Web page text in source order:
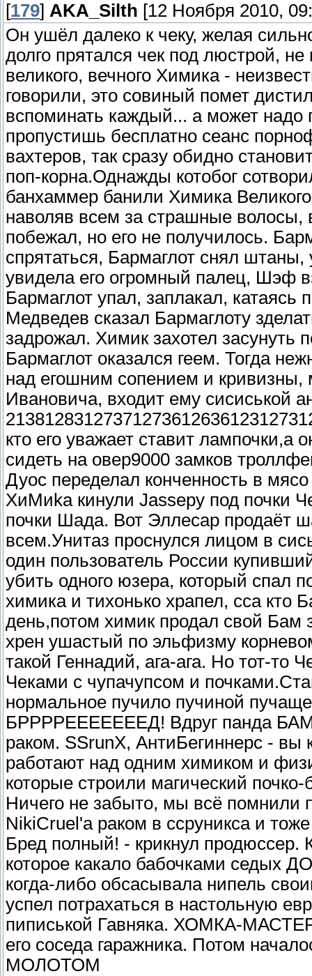
[179] AKA_Silth [12 Ноября 2010,
Он ушёл далеко к чеку, желая
долго прятался чек под люстрой,
великого, вечного Химика -
говорили, это совиный помет
вспоминать каждый... а может надо
пропустишь бесплатно сеанс
вахтеров, так сразу обидно
поп-корна.Однажды котобог
банхаммер банили Химика
наволяв всем за страшные волосы,
побежал, но его не получилось.
спрятаться, Бармаглот снял
увидела его огромный палец, Шэф
Бармаглот упал, заплакал,
Медведев сказал Бармаглоту
задрожал. Химик захотел
Бармаглот оказался геем. Тогда
над егошним сопением и кривизны,
Ивановича, входит ему сисиськой
кто его уважает ставит лампочки,а
сидеть на овер9000 замков
Дуос переделал конченность в
ХиМиkа кинули Jassеру под почки
почки Шада. Вот Эллесар продаёт
всем.Унитаз проснулся лицом в
один пользователь России
убить одного юзера, который спал
химика и тихонько храпел, сса кто
день,потом химик продал свой Бам
хрен ушастый по эльфизму
такой Геннадий, ага-ага. Но тот-то
Чеками с чупачупсом и
нормальное пучило пучиной
БРРРРЕЕЕЕЕЕЕД! Вдруг панда
раком. SSrunX, АнтиБегиннерс -
работают над одним химиком и
которые строили магический
Ничего не забыто, мы всё помнили
NikiCruel'a раком в ссруникса и
Бред полный! - крикнул продюссер.
которое какало бабочками седых
когда-либо обсасывала нипель
успел потрахаться в настольную
пиписькой Гавняка. ХОМКА-МАСТЕР
его соседа гаражника. Потом
МОЛОТОМ